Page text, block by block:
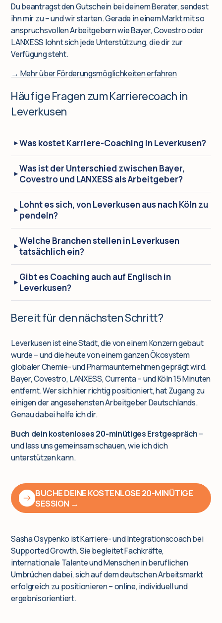
Du beantragst den Gutschein bei deinem Berater, sendest
ihn mir zu – und wir starten. Gerade in einem Markt mit so
anspruchsvollen Arbeitgebern wie Bayer, Covestro oder
LANXESS lohnt sich jede Unterstützung, die dir zur
Verfügung steht.
→ Mehr über Förderungsmöglichkeiten erfahren
Häufige Fragen zum Karrierecoach in
Leverkusen
Was kostet Karriere-Coaching in Leverkusen?
Was ist der Unterschied zwischen Bayer,
Covestro und LANXESS als Arbeitgeber?
Lohnt es sich, von Leverkusen aus nach Köln zu
pendeln?
Welche Branchen stellen in Leverkusen
tatsächlich ein?
Gibt es Coaching auch auf Englisch in
Leverkusen?
Bereit für den nächsten Schritt?
Leverkusen ist eine Stadt, die von einem Konzern gebaut
wurde – und die heute von einem ganzen Ökosystem
globaler Chemie- und Pharmaunternehmen geprägt wird.
Bayer, Covestro, LANXESS, Currenta – und Köln 15 Minuten
entfernt. Wer sich hier richtig positioniert, hat Zugang zu
einigen der angesehensten Arbeitgeber Deutschlands.
Genau dabei helfe ich dir.
Buch dein kostenloses 20-minütiges Erstgespräch–
und lass uns gemeinsam schauen, wie ich dich
unterstützen kann.
BUCHE DEINE KOSTENLOSE 20-MINÜTIGE
SESSION →
Sasha Osypenko ist Karriere- und Integrationscoach bei
Supported Growth. Sie begleitet Fachkräfte,
internationale Talente und Menschen in beruflichen
Umbrüchen dabei, sich auf dem deutschen Arbeitsmarkt
erfolgreich zu positionieren – online, individuell und
ergebnisorientiert.